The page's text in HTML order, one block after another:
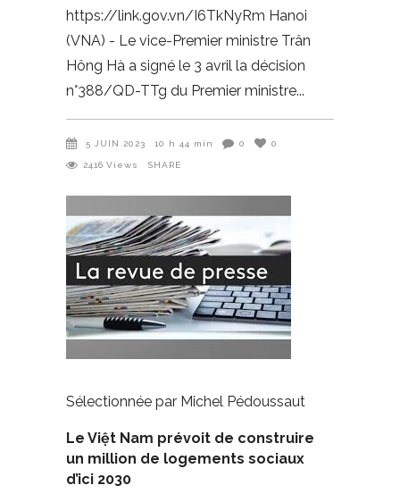
https://link.gov.vn/I6TkNyRm Hanoi
(VNA) - Le vice-Premier ministre Trân
Hông Hà a signé le 3 avril la décision
n°388/QD-TTg du Premier ministre
5 JUIN 2023 10 h 44 min 0 0
2416 Views SHARE
Sélectionnée par Michel Pédoussaut
Le Việt Nam prévoit de construire
un million de logements sociaux
d’ici 2030